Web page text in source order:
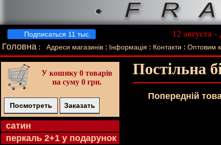
Подписаться 11 тыс.
12 августа
Лучший
Головна : Адреси магазинів : Інформація : Контакти : Оптовим
У кошику 0 товарів
на суму 0 грн.
Посмотреть Заказать
cатин
перкаль 2+1 у подарунок
Постільна
Попереднiй